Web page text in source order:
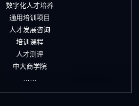
数字化人才培养
通用培训项目
人才发展咨询
培训课程
人才测评
中大商学院
……